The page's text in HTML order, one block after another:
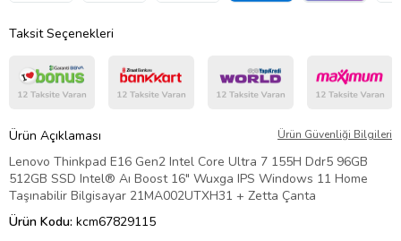
Taksit Seçenekleri
Ürün Açıklaması Ürün Güvenliği Bilgileri
Lenovo Thinkpad E16 Gen2 Intel Core Ultra 7 155H Ddr5 96GB
512GB SSD Intel® Aı Boost 16" Wuxga IPS Windows 11 Home
Taşınabilir Bilgisayar 21MA002UTXH31 + Zetta Çanta
Ürün Kodu: kcm67829115